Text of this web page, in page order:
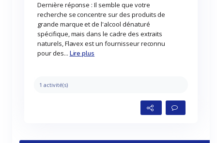
Dernière réponse : Il semble que votre
recherche se concentre sur des produits de
grande marque et de l'alcool dénaturé
spécifique, mais dans le cadre des extraits
naturels, Flavex est un fournisseur reconnu
pour des... Lire plus
1 activité(s)